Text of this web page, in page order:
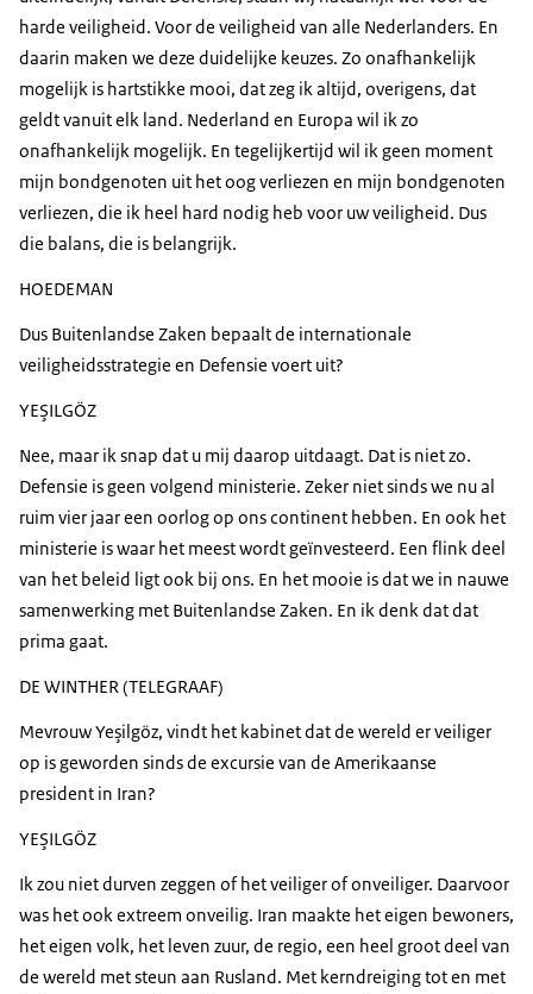
harde veiligheid. Voor de veiligheid van alle Nederlanders. En
daarin maken we deze duidelijke keuzes. Zo onafhankelijk
mogelijk is hartstikke mooi, dat zeg ik altijd, overigens, dat
geldt vanuit elk land. Nederland en Europa wil ik zo
onafhankelijk mogelijk. En tegelijkertijd wil ik geen moment
mijn bondgenoten uit het oog verliezen en mijn bondgenoten
verliezen, die ik heel hard nodig heb voor uw veiligheid. Dus
die balans, die is belangrijk.
HOEDEMAN
Dus Buitenlandse Zaken bepaalt de internationale
veiligheidsstrategie en Defensie voert uit?
YEŞILGÖZ
Nee, maar ik snap dat u mij daarop uitdaagt. Dat is niet zo.
Defensie is geen volgend ministerie. Zeker niet sinds we nu al
ruim vier jaar een oorlog op ons continent hebben. En ook het
ministerie is waar het meest wordt geïnvesteerd. Een flink deel
van het beleid ligt ook bij ons. En het mooie is dat we in nauwe
samenwerking met Buitenlandse Zaken. En ik denk dat dat
prima gaat.
DE WINTHER (TELEGRAAF)
Mevrouw Yeşilgöz, vindt het kabinet dat de wereld er veiliger
op is geworden sinds de excursie van de Amerikaanse
president in Iran?
YEŞILGÖZ
Ik zou niet durven zeggen of het veiliger of onveiliger. Daarvoor
was het ook extreem onveilig. Iran maakte het eigen bewoners,
het eigen volk, het leven zuur, de regio, een heel groot deel van
de wereld met steun aan Rusland. Met kerndreiging tot en met